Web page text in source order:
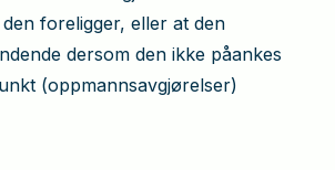
foreligger, eller at den
dersom den ikke påankes
(oppmannsavgjørelser)